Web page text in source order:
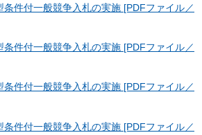
件付一般競争入札の実施 [PDFファイル／
件付一般競争入札の実施 [PDFファイル／
件付一般競争入札の実施 [PDFファイル／
件付一般競争入札の実施 [PDFファイル／